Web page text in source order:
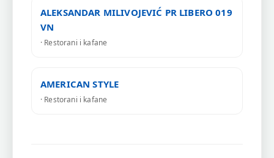
ALEKSANDAR MILIVOJEVIĆ PR LIBERO 019
VN
· Restorani i kafane
AMERICAN STYLE
· Restorani i kafane